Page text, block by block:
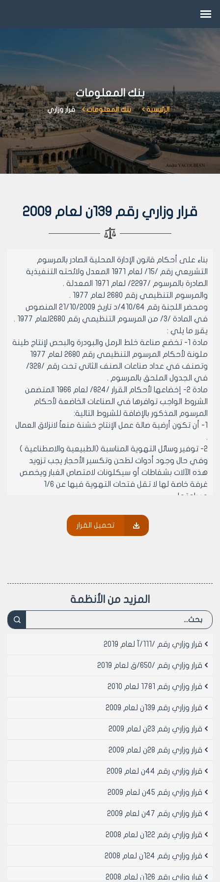
بنك المعلومات
الرئيسية بنك المعلومات قرار وزاري
قرار وزاري رقم 139ن لعام 2009
بناء على أحكام قانون الإدارة المحلية الصادر بالمرسوم
التشريعي رقم /15/ لعام 1971 المعدل ولائحته التنفيذية
الصادرة بالمرسوم /2297/ لعام 1971 المعدلة .
والمرسوم التنظيمي رقم 2680 لعام 1977 .
ومحضر اللجنة رقم 410/64/د تاريخ 21/10/2009 المنصوص
في المادة /3/ من المرسوم التنظيمي رقم 2680لعام 1977 .
يقرر ما يلي :
مادة 1- تخضع صناعة خلط الرمل والبودرة والبحص لإنتاج طينة
ملونة لأحكام المرسوم التنظيمي رقم 2680 لعام 1977
وتصنف في عداد صناعات الصنف الثاني تحت رقم /328/
في الجدول الملحق بالمرسوم .
مادة 2- إخضاعها لأحكام القرار /824/ لعام 1966 المتضمن
الشروط الواجب توافرها في الصناعات الخاضعة لأحكام
المرسوم المذكور بالإضافة للشروط التالية:
1- أن تكون أرضية صالة عمل الإنتاج خشنة منعاً لانزلاق العمال
.
2- توفير وسائل التهوية المناسبة (الطبيعية والاصطناعية )
وفي حال وجود أدوات لطحن وتكسير الأحجار يجب تزويد
هذه الآلات بشفاطات أو سيكلونات لامتصاص الغبار ويخصص
غرفة خاصة لها لا تقل فتحات التهوية فيها عن 1/6
مساحتها .
مادة 3- يتوجب على أصحاب محلات صناعة خلط الرمل
القرار تسوية أوضاعها وفق أحكامه خلال مدة /سنة/ من
مادة 4- ينشر هذا القرار من يلزم لتنفيذه .
وزير الإدارة المحلية
الدكتور المهندس تامر الحجة
تحميل القرار
المزيد من الأنظمة
قرار وزاري رقم /111/آ لعام 2019
قرار وزاري رقم /650/ق لعام 2019
قرار وزاري رقم 1781 لعام 2010
قرار وزاري رقم 139ن لعام 2009
قرار وزاري رقم 23ن لعام 2009
قرار وزاري رقم 28ن لعام 2009
قرار وزاري رقم 44ن لعام 2009
قرار وزاري رقم 45ن لعام 2009
قرار وزاري رقم 47ن لعام 2009
قرار وزاري رقم 122ن لعام 2008
قرار وزاري رقم 124ن لعام 2008
قرار وزاري رقم 126ن لعام 2008